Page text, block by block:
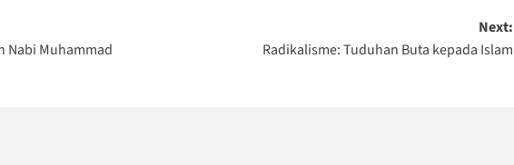
Nabi Muhammad
Next:
Radikalisme: Tuduhan Buta kepada Islam